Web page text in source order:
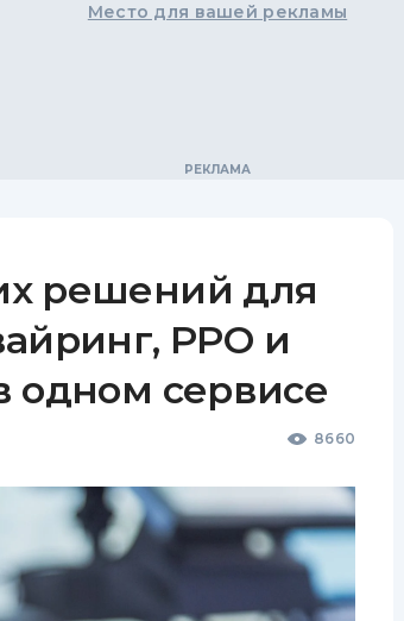
Место для вашей рекламы
решений для
РРО и
одном сервисе
8660